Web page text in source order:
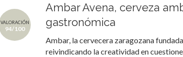
VALORACIÓN
94/100
Ambar Avena, cerveza
gastronómica
Ambar, la cervecera zaragozana
reivindicando la creatividad en